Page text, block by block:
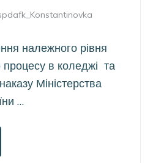
належного рівня
процесу в коледжі та
Міністерства
…